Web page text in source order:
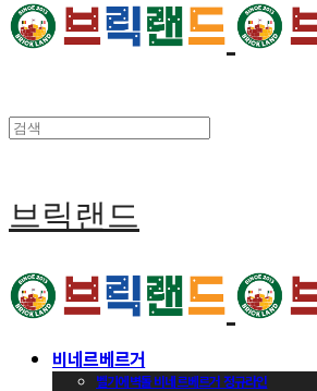
브릭랜드
비네르베르거
벨기에벽돌 비네르베르거 정규라인